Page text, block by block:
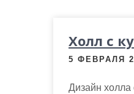
Холл с
5 ФЕВРАЛЯ
Дизайн холла